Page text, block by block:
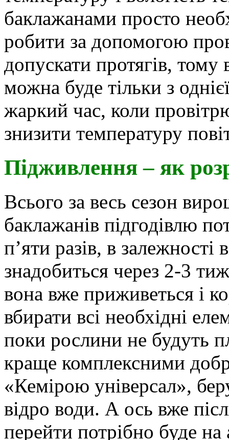
баклажанами просто
робити за допомогою
допускати протягів, тому
можна буде тільки з
жаркий час, коли
знизити температуру
Підживлення – як
Всього за весь сезон
баклажанів підгодівлю
п’яти разів, в залежності
знадобиться через 2-3
вона вже приживеться і
вбирати всі необхідні
поки рослини не будуть
краще комплексними
«Кемірою універсал»,
відро води. А ось вже
перейти потрібно буде